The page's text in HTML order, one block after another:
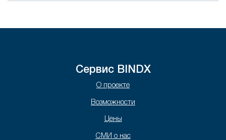
Сервис BINDX
О проекте
Возможности
Цены
СМИ о нас